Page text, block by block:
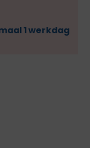
1 werkdag